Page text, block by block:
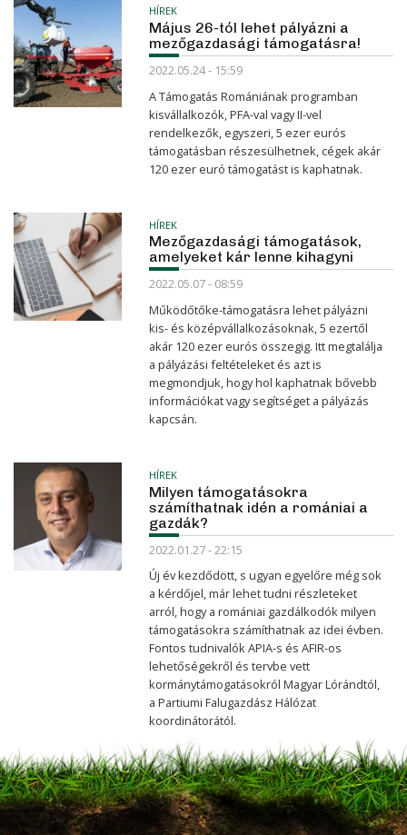
HÍREK
Május 26-tól lehet pályázni a
mezőgazdasági támogatásra!
2022.05.24 - 15:59
A Támogatás Romániának programban
kisvállalkozók, PFA-val vagy II-vel
rendelkezők, egyszeri, 5 ezer eurós
támogatásban részesülhetnek, cégek akár
120 ezer euró támogatást is kaphatnak.
HÍREK
Mezőgazdasági támogatások,
amelyeket kár lenne kihagyni
2022.05.07 - 08:59
Működőtőke-támogatásra lehet pályázni
kis- és középvállalkozásoknak, 5 ezertől
akár 120 ezer eurós összegig. Itt megtalálja
a pályázási feltételeket és azt is
megmondjuk, hogy hol kaphatnak bővebb
információkat vagy segítséget a pályázás
kapcsán.
HÍREK
Milyen támogatásokra
számíthatnak idén a romániai a
gazdák?
2022.01.27 - 22:15
Új év kezdődött, s ugyan egyelőre még sok
a kérdőjel, már lehet tudni részleteket
arról, hogy a romániai gazdálkodók milyen
támogatásokra számíthatnak az idei évben.
Fontos tudnivalók APIA-s és AFIR-os
lehetőségekről és tervbe vett
kormánytámogatásokról Magyar Lórándtól,
a Partiumi Falugazdász Hálózat
koordinátorától.